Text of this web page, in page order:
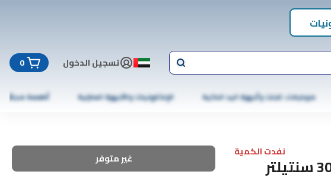
تسجيل الدخول 0
موبايلات، تابلت وأجهزة اليد الذكية الإلكترونيات والأجهزة المنزلية أطعمة مجمّدة
نفدت الكمية
كارفور كريمة طبخ نباتية عضوية 30 سنتيلتر غير متوفر